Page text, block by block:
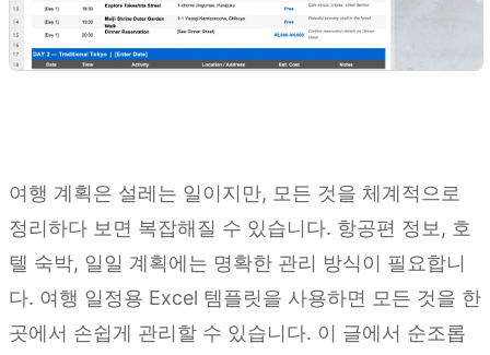
여행 계획은 설레는 일이지만, 모든 것을 체계적으로
정리하다 보면 복잡해질 수 있습니다. 항공편 정보, 호
텔 숙박, 일일 계획에는 명확한 관리 방식이 필요합니
다. 여행 일정용 Excel 템플릿을 사용하면 모든 것을 한
곳에서 손쉽게 관리할 수 있습니다. 이 글에서 순조롭